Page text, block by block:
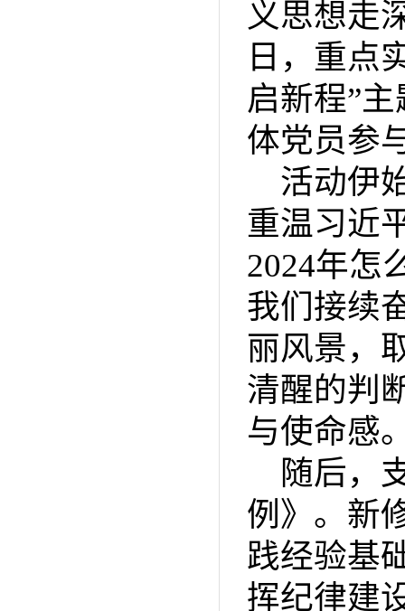
义思想走
日，重点
启新程”
体党员参
活动伊
重温习近
2024年怎
我们接续
丽风景，
清醒的判
与使命感
随后，
例》。新
践经验基
挥纪律建